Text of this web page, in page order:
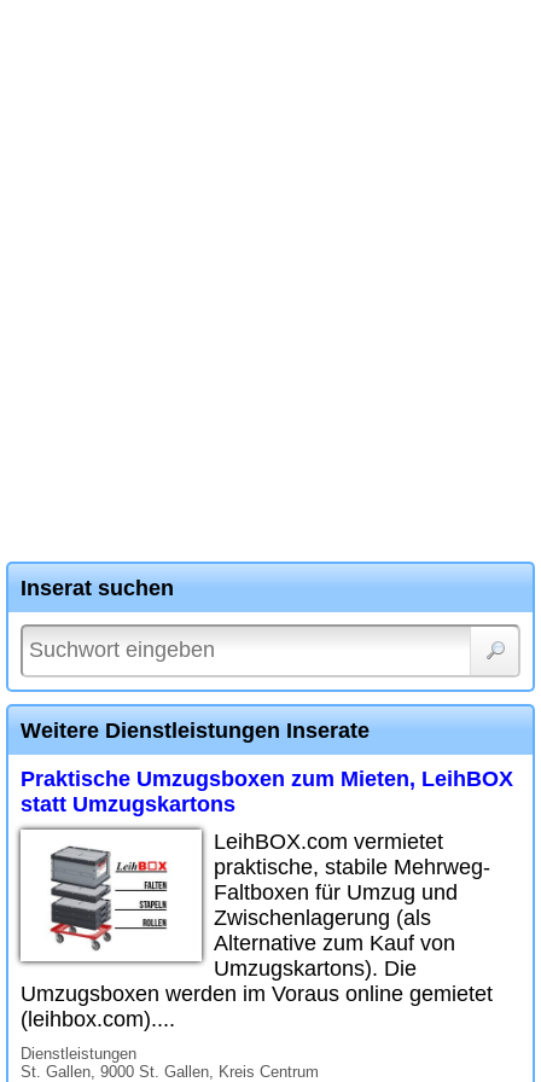
Inserat suchen
Weitere Dienstleistungen Inserate
Praktische Umzugsboxen zum Mieten, LeihBOX
statt Umzugskartons
LeihBOX.com vermietet
praktische, stabile Mehrweg-
Faltboxen für Umzug und
Zwischenlagerung (als
Alternative zum Kauf von
Umzugskartons). Die
Umzugsboxen werden im Voraus online gemietet
(leihbox.com)....
Dienstleistungen
St. Gallen, 9000 St. Gallen, Kreis Centrum